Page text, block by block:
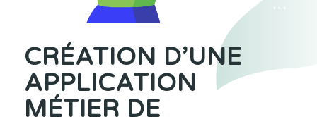
CRÉATION D’UNE
APPLICATION
MÉTIER DE